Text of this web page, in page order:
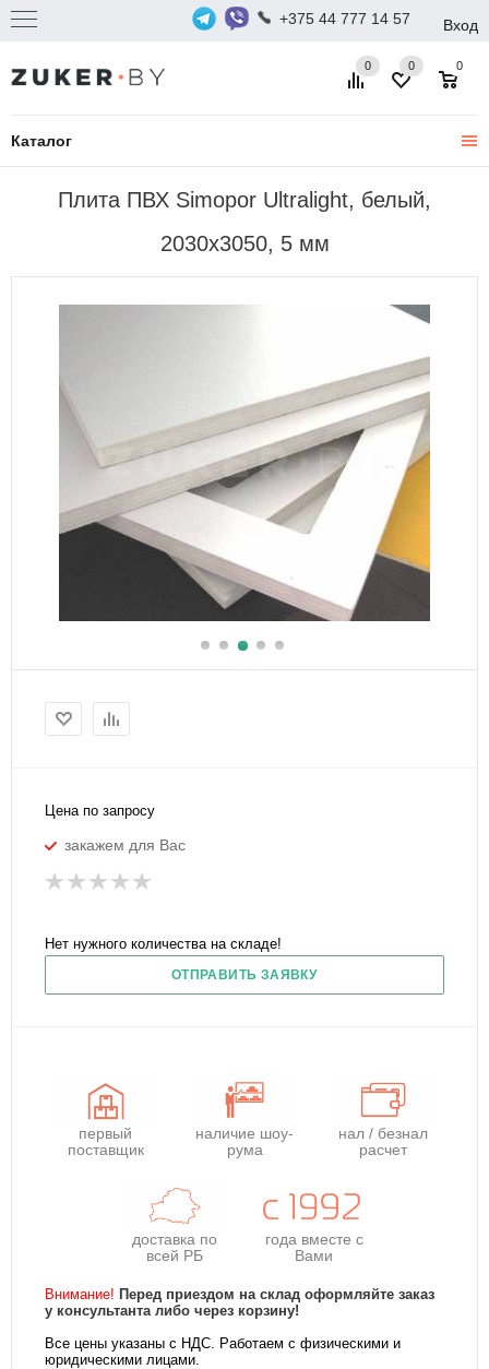
+375 44 777 14 57 Вход
Каталог
0 0
0
Плита ПВХ Simopor Ultralight, белый,
2030х3050, 5 мм
Цена по запросу
закажем для Вас
Нет нужного количества на складе!
ОТПРАВИТЬ ЗАЯВКУ
первый
поставщик
наличие шоу-
рума
нал / безнал
расчет
доставка по
всей РБ
года вместе с
Вами
Внимание! Перед приездом на склад оформляйте заказ
у консультанта либо через корзину!
Все цены указаны с НДС. Работаем с физическими и
юридическими лицами.